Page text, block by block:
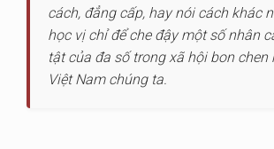
cách, đẳng cấp, hay nói cách khác
học vị chỉ để che đậy một số nhân
tật của đa số trong xã hội bon chen
Việt Nam chúng ta.